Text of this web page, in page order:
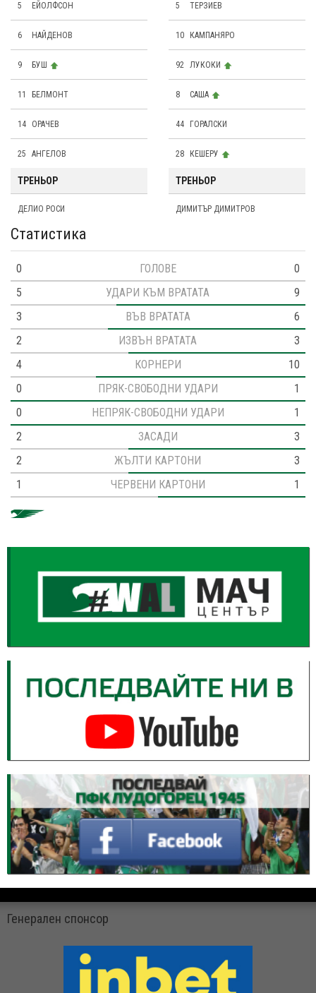
5 ЕЙОЛФСОН
6 НАЙДЕНОВ
9 БУШ
11 БЕЛМОНТ
14 ОРАЧЕВ
25 АНГЕЛОВ
5 ТЕРЗИЕВ
10 КАМПАНЯРО
92 ЛУКОКИ
8 САША
44 ГОРАЛСКИ
28 КЕШЕРУ
ТРЕНЬОР
ДЕЛИО РОСИ
ТРЕНЬОР
ДИМИТЪР ДИМИТРОВ
Статистика
0 ГОЛОВЕ
0
5
УДАРИ КЪМ ВРАТАТА
9
3
ВЪВ ВРАТАТА
6
2
ИЗВЪН ВРАТАТА
3
4
КОРНЕРИ
10
0
ПРЯК-СВОБОДНИ УДАРИ
1
0
НЕПРЯК-СВОБОДНИ УДАРИ
1
2
ЗАСАДИ
3
2
ЖЪЛТИ КАРТОНИ
3
1
ЧЕРВЕНИ КАРТОНИ 1
Генерален спонсор